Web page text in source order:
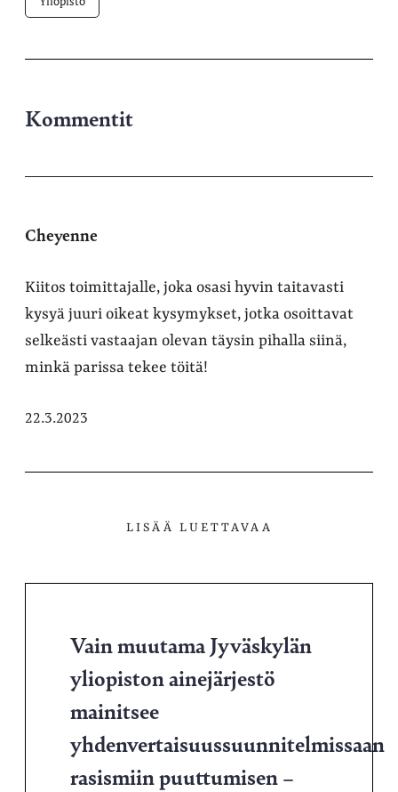
Kommentit
Cheyenne
Kiitos toimittajalle, joka osasi hyvin taitavasti
kysyä juuri oikeat kysymykset, jotka osoittavat
selkeästi vastaajan olevan täysin pihalla siinä,
minkä parissa tekee töitä!
22.3.2023
LISÄÄ LUETTAVAA
Vain muutama Jyväskylän
yliopiston ainejärjestö
mainitsee
yhdenvertaisuussuunnitelmissaan
rasismiin puuttumisen –